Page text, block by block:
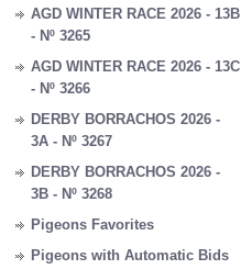
AGD WINTER RACE 2026 - 13B
- Nº 3265
AGD WINTER RACE 2026 - 13C
- Nº 3266
DERBY BORRACHOS 2026 -
3A - Nº 3267
DERBY BORRACHOS 2026 -
3B - Nº 3268
Pigeons Favorites
Pigeons with Automatic Bids